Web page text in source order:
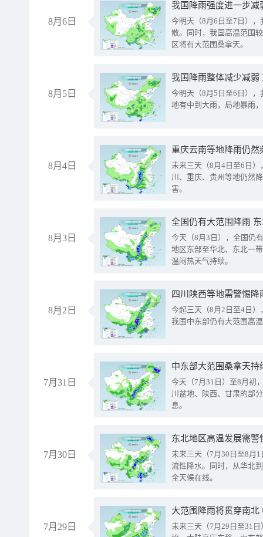
8月6日
今明天（8月6日至7日）
散。同时，我国高温范围
区将有大范围桑拿天。
8月5日
我国降雨整体减少减弱
今明天（8月5日至6日）
地有中到大雨，局地暴雨
8月4日
重庆云南等地降雨仍然
未来三天（8月4日至6日
川、重庆、贵州等地仍然
害。
8月3日
全国仍有大范围降雨
今天（8月3日），全国仍
地区东部至华北、东北一
温闷热天气持续。
8月2日
今起三天（8月2日至4日
我国中东部仍有大范围高
7月31日
中东部大范围桑拿天
今天（7月31日）至8月初
川盆地、陕西、甘肃的部
息。
7月30日
东北地区高温发展需
未来三天（7月30日至8月
流性降水。同时，从华北
全天候在线。
7月29日
大范围降雨将贯穿南
未来三天（7月29日至31